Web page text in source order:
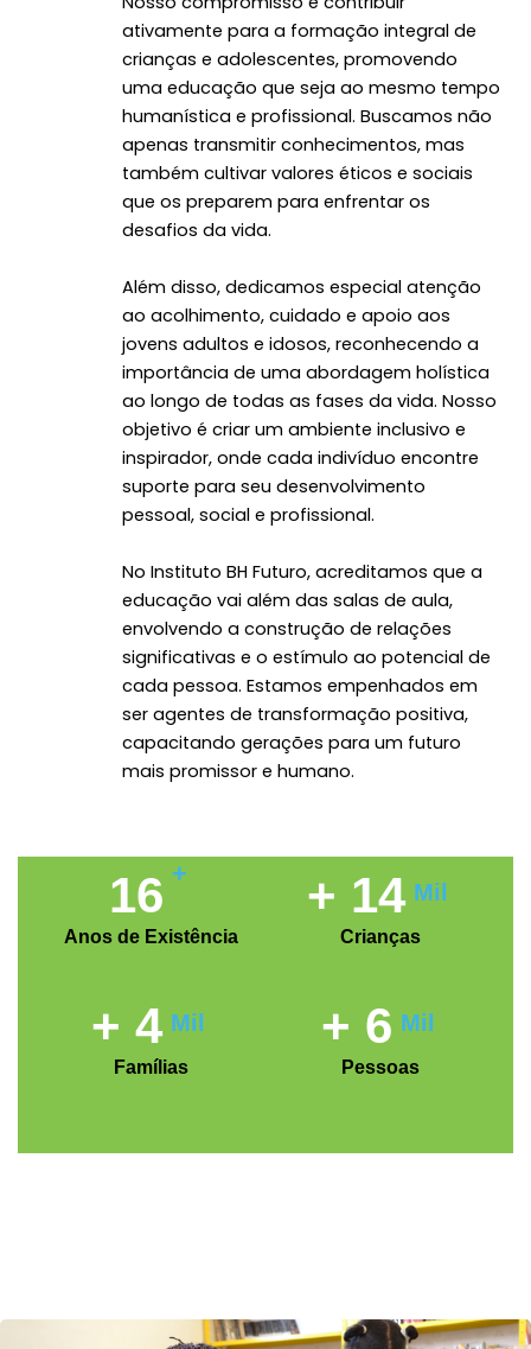
ativamente para a formação integral de
crianças e adolescentes, promovendo
uma educação que seja ao mesmo tempo
humanística e profissional. Buscamos não
apenas transmitir conhecimentos, mas
também cultivar valores éticos e sociais
que os preparem para enfrentar os
desafios da vida.
Além disso, dedicamos especial atenção
ao acolhimento, cuidado e apoio aos
jovens adultos e idosos, reconhecendo a
importância de uma abordagem holística
ao longo de todas as fases da vida. Nosso
objetivo é criar um ambiente inclusivo e
inspirador, onde cada indivíduo encontre
suporte para seu desenvolvimento
pessoal, social e profissional.
No Instituto BH Futuro, acreditamos que a
educação vai além das salas de aula,
envolvendo a construção de relações
significativas e o estímulo ao potencial de
cada pessoa. Estamos empenhados em
ser agentes de transformação positiva,
capacitando gerações para um futuro
mais promissor e humano.
20 +
Anos de Existência
+ 17 Mil
Crianças
+ 5 Mil
Famílias
+ 7 Mil
Pessoas